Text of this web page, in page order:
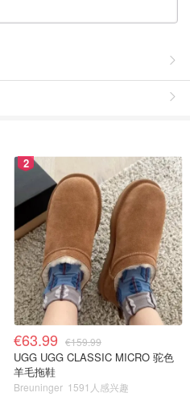
2
€63.99 €159.99
UGG UGG CLASSIC MICRO 驼色
羊毛拖鞋
Breuninger 1591人感兴趣